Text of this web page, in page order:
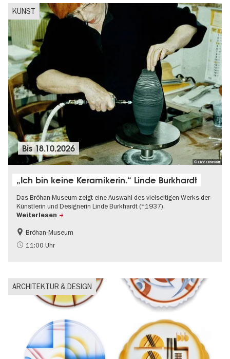
KUNST
© Linde Burkhardt
Bis18.10.2026
„Ich bin keine Keramikerin.“ Linde Burkhardt
Das Bröhan Museum zeigt eine Auswahl des vielseitigen Werks der
Künstlerin und Designerin Linde Burkhardt (*1937).
Weiterlesen
Mode und Design
Zeitgenössische Kunst
Bröhan-Museum
11:00 Uhr
ARCHITEKTUR & DESIGN